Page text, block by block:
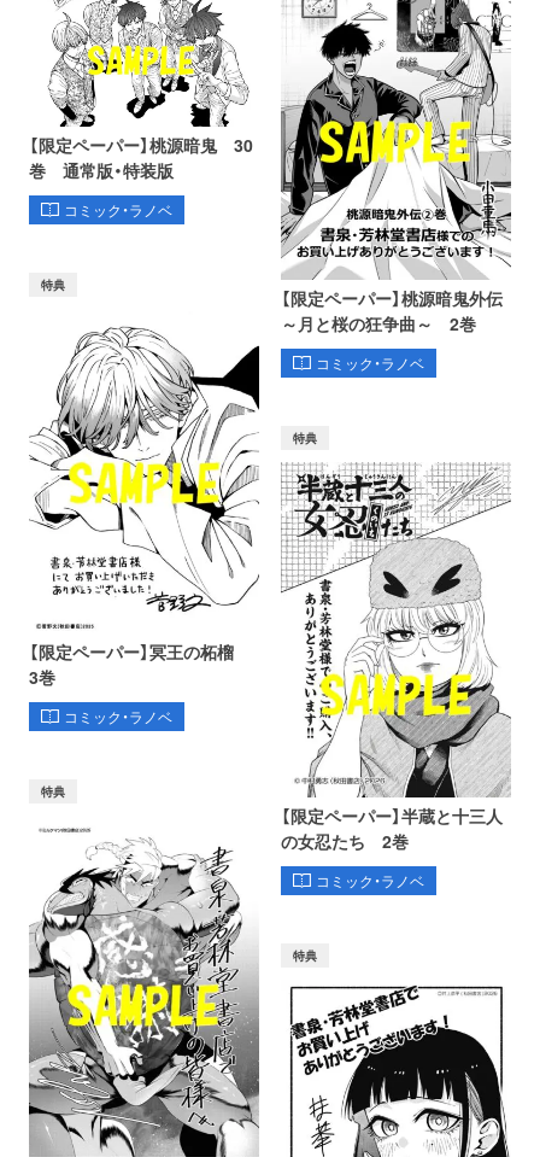
【限定ペーパー】桃源暗鬼 30
巻 通常版・特装版
コミック・ラノベ
【限定ペーパー】桃源暗鬼外伝
～月と桜の狂争曲～ 2巻
コミック・ラノベ
特典
【限定ペーパー】冥王の柘榴
3巻
コミック・ラノベ
特典
【限定ペーパー】半蔵と十三人
の女忍たち 2巻
コミック・ラノベ
特典
特典